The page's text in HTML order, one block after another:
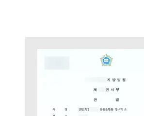
대륜의 강점
오시는 길
글로벌 파트너 로펌
고객의 소리
통합검색
AI대륜